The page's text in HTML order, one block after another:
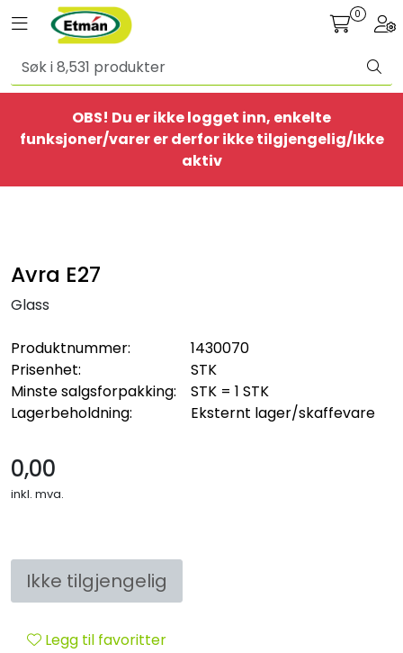
Skip to main content
Toggle navigation 0
OBS! Du er ikke logget inn, enkelte
funksjoner/varer er derfor ikke tilgjengelig/Ikke
aktiv
Avra E27
Glass
Produktnummer:
1430070
Prisenhet:
STK
Minste salgsforpakking:
STK = 1 STK
Lagerbeholdning:
Eksternt lager/skaffevare
0,00
inkl. mva.
Ikke tilgjengelig
Legg til favoritter
Alle produkter
BestSelgere
Provisorisk
Belysning
Sikringsmateriell
Kabler
Outlet